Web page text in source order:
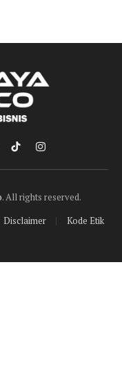
TikTokInstagram
. All rights reserved.
Disclaimer Kode Etik